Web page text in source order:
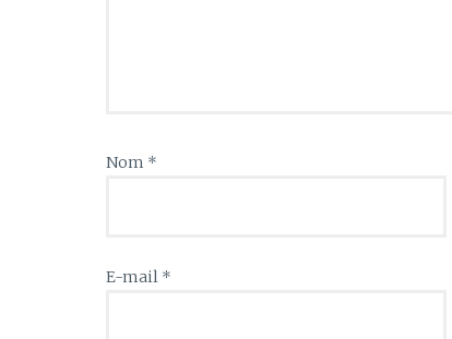
Nom *
E-mail *